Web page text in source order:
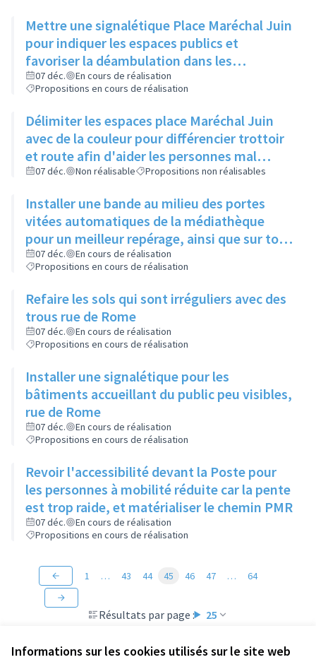
Informations sur les cookies utilisés sur le site web
Mettre une signalétique Place Maréchal Juin
pour indiquer les espaces publics et
favoriser la déambulation dans les
différents cheminements
07 déc.
En cours de réalisation
Propositions en cours de réalisation
Délimiter les espaces place Maréchal Juin
avec de la couleur pour différencier trottoir
et route afin d'aider les personnes mal
voyantes
07 déc. Non réalisable Propositions non réalisables
Installer une bande au milieu des portes
vitées automatiques de la médiathèque
pour un meilleur repérage, ainsi que sur tous
les bâtiments municipaux
07 déc.
En cours de réalisation
Propositions en cours de réalisation
Refaire les sols qui sont irréguliers avec des
trous rue de Rome
07 déc.
En cours de réalisation
Propositions en cours de réalisation
Installer une signalétique pour les
bâtiments accueillant du public peu visibles,
rue de Rome
07 déc.
En cours de réalisation
Propositions en cours de réalisation
Revoir l'accessibilité devant la Poste pour
les personnes à mobilité réduite car la pente
est trop raide, et matérialiser le chemin PMR
07 déc.
En cours de réalisation
Propositions en cours de réalisation
Résultats par page : 25
1 … 43 44 45 46 47 … 64